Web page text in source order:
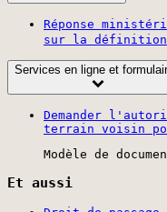
Réponse
sur la
Services en ligne et
Demander
terrain voisin
Modèle de
Et aussi